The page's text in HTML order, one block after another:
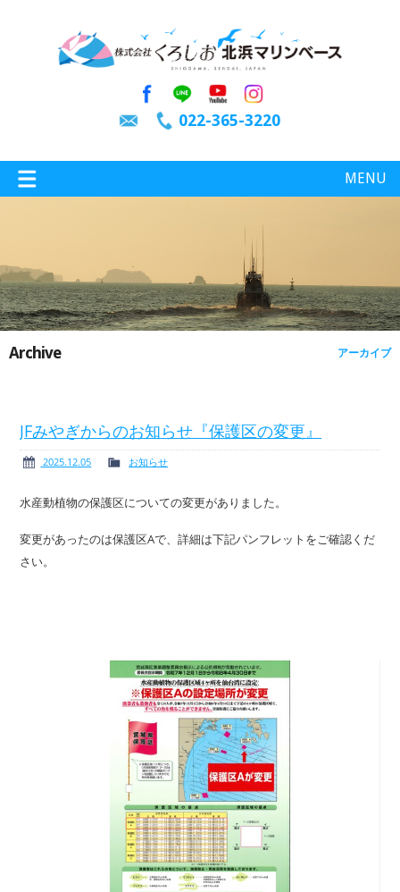
022-365-3220
MENU
特選情報 釣り情報
新艇・展示艇情報
会社概要
Archive アーカイブ
JFみやぎからのお知らせ『保護区の変更』
2025.12.05 お知らせ
水産動植物の保護区についての変更がありました。
変更があったのは保護区Aで、詳細は下記パンフレットをご確認くだ
さい。